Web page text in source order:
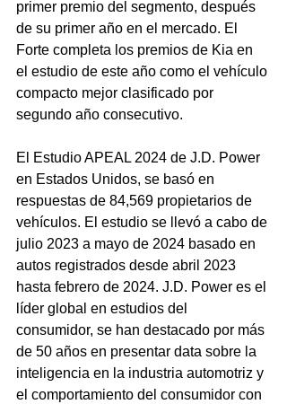
primer premio del segmento, después
de su primer año en el mercado. El
Forte completa los premios de Kia en
el estudio de este año como el vehículo
compacto mejor clasificado por
segundo año consecutivo.
El Estudio APEAL 2024 de J.D. Power
en Estados Unidos, se basó en
respuestas de 84,569 propietarios de
vehículos. El estudio se llevó a cabo de
julio 2023 a mayo de 2024 basado en
autos registrados desde abril 2023
hasta febrero de 2024. J.D. Power es el
líder global en estudios del
consumidor, se han destacado por más
de 50 años en presentar data sobre la
inteligencia en la industria automotriz y
el comportamiento del consumidor con